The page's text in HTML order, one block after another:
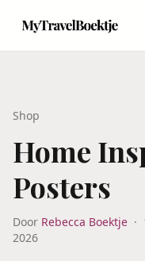
Shop
Home
Posters
Door Rebecca Boektje ·
2026